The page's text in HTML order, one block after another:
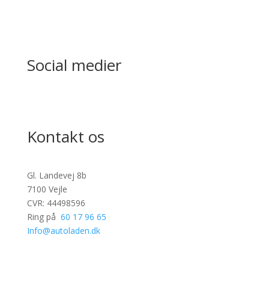
Social medier
Kontakt os
Gl. Landevej 8b
7100 Vejle
CVR: 44498596
Ring på 60 17 96 65
Info@autoladen.dk